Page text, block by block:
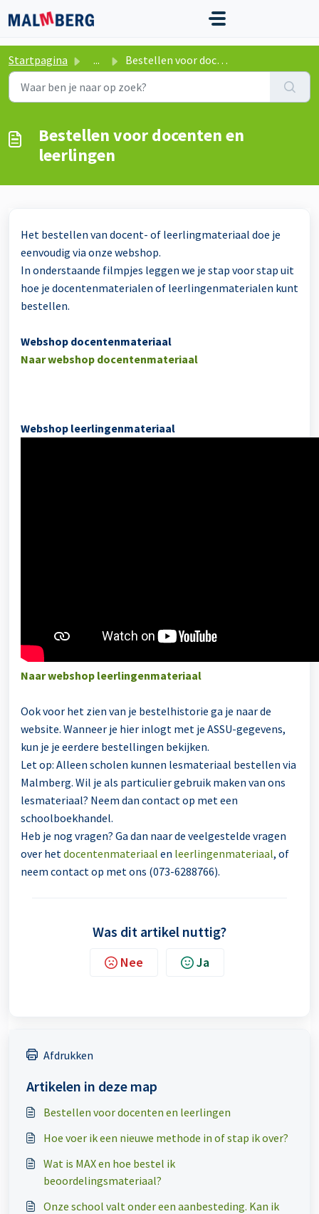
Startpagina ... Bestellen voor docenten en leerlingen
Bestellen voor docenten en
leerlingen
Het bestellen van docent- of leerlingmateriaal doe je
eenvoudig via onze webshop.
In onderstaande filmpjes leggen we je stap voor stap uit
hoe je docentenmaterialen of leerlingenmaterialen kunt
bestellen.
Webshop docentenmateriaal
Naar webshop docentenmateriaal
Webshop leerlingenmateriaal
Naar webshop leerlingenmateriaal
Ook voor het zien van je bestelhistorie ga je naar de
website. Wanneer je hier inlogt met je ASSU-gegevens,
kun je je eerdere bestellingen bekijken.
Let op: Alleen scholen kunnen lesmateriaal bestellen via
Malmberg. Wil je als particulier gebruik maken van ons
lesmateriaal? Neem dan contact op met een
schoolboekhandel.
Heb je nog vragen? Ga dan naar de veelgestelde vragen
over hetdocentenmateriaal en leerlingenmateriaal, of
neem contact op met ons (073-6288766).
Was dit artikel nuttig?
Nee Ja
Afdrukken
Artikelen in deze map
Bestellen voor docenten en leerlingen
Hoe voer ik een nieuwe methode in of stap ik over?
Wat is MAX en hoe bestel ik
beoordelingsmateriaal?
Onze school valt onder een aanbesteding. Kan ik